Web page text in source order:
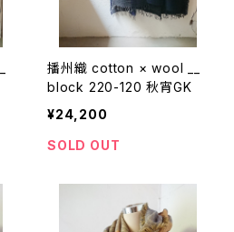
播州織 cotton × wool __
block 220-120 秋宵GK
¥24,200
SOLD OUT